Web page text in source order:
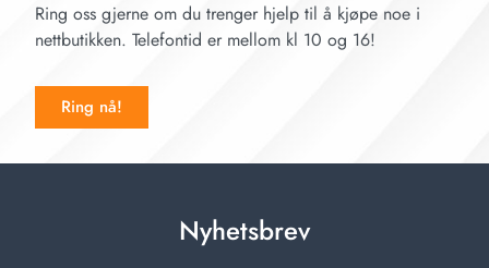
Ring oss gjerne om du trenger hjelp til å kjøpe noe i
nettbutikken. Telefontid er mellom kl 10 og 16!
Ring nå!
Nyhetsbrev